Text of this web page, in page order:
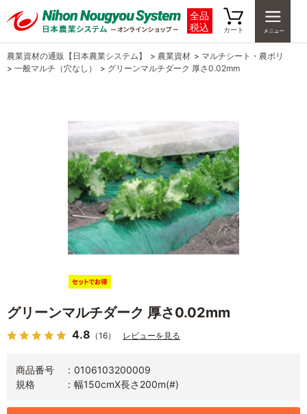
全品
税込
カート
農業資材の通販【日本農業システム】 > 農業資材 > マルチシート・農ポリ
> 一般マルチ（穴なし） > グリーンマルチダーク 厚さ0.02mm
グリーンマルチダーク 厚さ0.02mm
4.8 （16） レビューを見る
商品番号
0106103200009
規格
幅150cmX長さ200m(#)